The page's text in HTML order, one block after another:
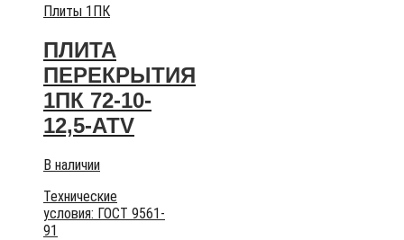
Плиты 1ПК
ПЛИТА
ПЕРЕКРЫТИЯ
1ПК 72-10-
12,5-АТV
В наличии
Технические
условия: ГОСТ 9561-
91